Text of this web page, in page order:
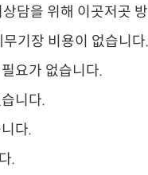
담을 위해 이곳저곳
기장 비용이 없습니다.
요가 없습니다.
니다.
다.
.